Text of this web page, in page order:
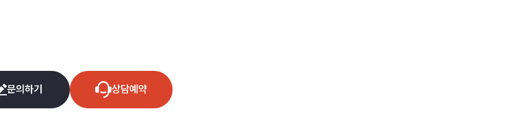
문의하기 상담예약